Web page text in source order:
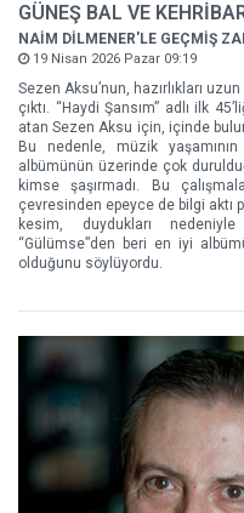
GÜNEŞ BAL VE
NAİM DİLMENER'LE GEÇMİŞ
19 Nisan 2026 Pazar 09:19
Sezen Aksu’nun, hazırlıkları
çıktı. “Haydi Şansım” adlı ilk
atan Sezen Aksu için, içinde
Bu nedenle, müzik
albümünün üzerinde çok
kimse şaşırmadı. Bu
çevresinden epeyce de bilgi aktı
kesim, duydukları nedeniyle
“Gülümse”den beri en iyi
olduğunu söylüyordu.